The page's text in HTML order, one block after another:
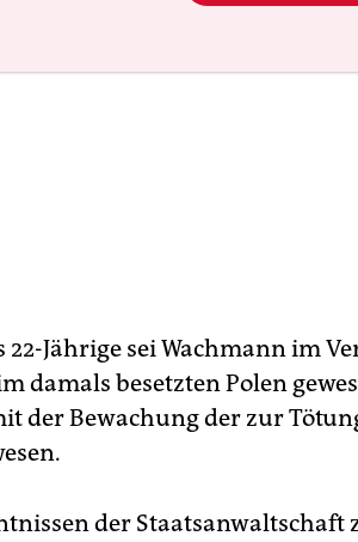
22-Jährige sei Wachmann im
damals besetzten Polen
der Bewachung der zur
der Staatsanwaltschaft